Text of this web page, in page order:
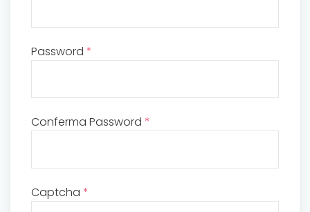
Password *
Conferma Password *
Captcha *